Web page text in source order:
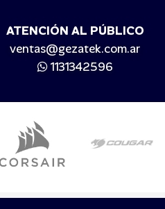
ATENCIÓN AL PÚBLICO
ventas@gezatek.com.ar
1131342596